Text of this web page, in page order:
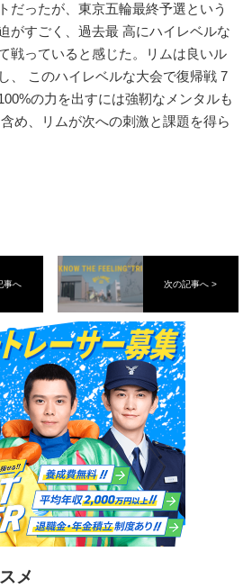
だったが、東京五輪最終予選という
がすごく、過去最 ⾼にハイレベルな
戦っていると感じた。リムは良いル
、 このハイレベルな⼤会で復帰戦 7
の⼒を出すには強靭なメンタルも
め、リムが次への刺激と課題を得ら
事へ 次の記事へ >
メ